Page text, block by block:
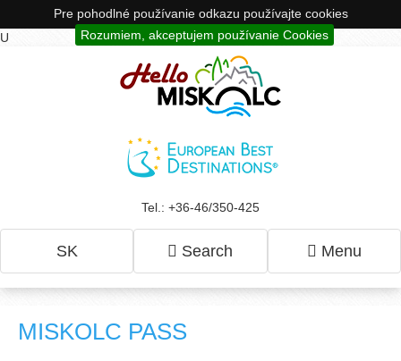
Pre pohodlné používanie odkazu používajte cookies
Rozumiem, akceptujem používanie Cookies
U
Tel.: +36-46/350-425
SK Search Menu
MISKOLC PASS